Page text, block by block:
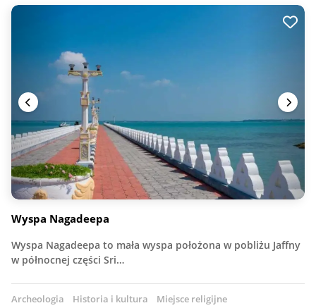
Wyspa Nagadeepa
Wyspa Nagadeepa to mała wyspa położona w pobliżu Jaffny
w północnej części Sri…
Archeologia Historia i kultura Miejsce religijne